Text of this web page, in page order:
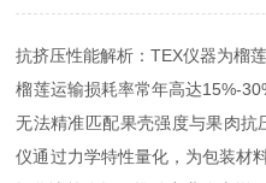
抗挤压性能解析：TEX仪器为榴
榴莲运输损耗率常年高达15%-
无法精准匹配果壳强度与果肉
仪通过力学特性量化，为包装材